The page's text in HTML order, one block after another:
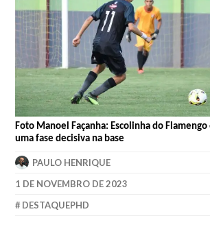
Foto Manoel Façanha: Escolinha do
uma fase decisiva na base
PAULO HENRIQUE
1 DE NOVEMBRO DE 2023
DESTAQUEPHD